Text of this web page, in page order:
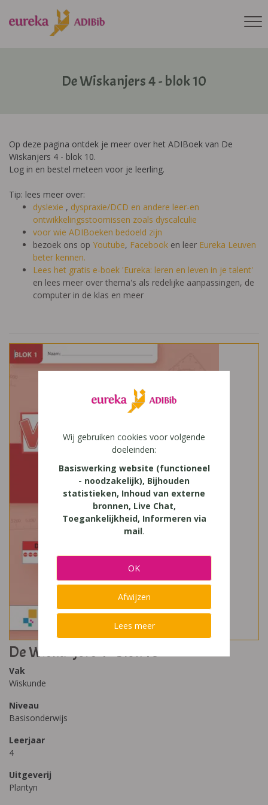
De Wiskanjers 4 - blok 10
Op deze pagina ontdek je meer over het ADIBoek van De
Wiskanjers 4 - blok 10.
Log in en bestel meteen voor je leerling.
Tip: lees meer over:
dyslexie , dyspraxie/DCD en andere leer-en
ontwikkelingsstoornissen zoals dyscalculie
voor wie ADIBoeken bedoeld zijn
bezoek ons op Youtube, Facebook en leer Eureka Leuven
beter kennen.
Lees het gratis e-boek 'Eureka: leren en leven in je talent'
en lees meer over thema's als redelijke aanpassingen, de
computer in de klas en meer
De Wiskanjers 4 - blok 10
Vak
Wiskunde
Niveau
Basisonderwijs
Leerjaar
4
Uitgeverij
Plantyn
Wij gebruiken cookies voor volgende
doeleinden:
Basiswerking website (functioneel
- noodzakelijk), Bijhouden
statistieken, Inhoud van externe
bronnen, Live Chat,
Toegankelijkheid, Informeren via
mail.
OK
Afwijzen
Lees meer